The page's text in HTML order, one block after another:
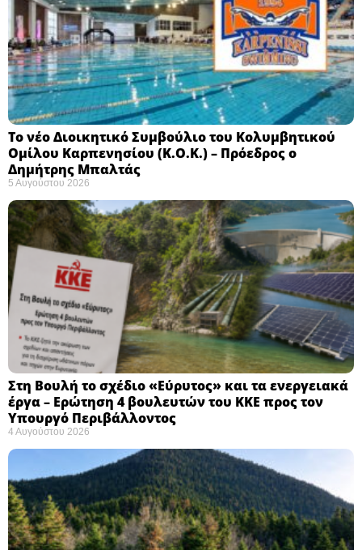
Το νέο Διοικητικό Συμβούλιο του Κολυμβητικού
Ομίλου Καρπενησίου (Κ.Ο.Κ.) – Πρόεδρος ο
Δημήτρης Μπαλτάς
5 Αυγούστου 2026
Στη Βουλή το σχέδιο «Εύρυτος» και τα ενεργειακά
έργα – Ερώτηση 4 βουλευτών του ΚΚΕ προς τον
Υπουργό Περιβάλλοντος
4 Αυγούστου 2026